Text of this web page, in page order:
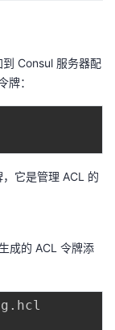
Consul 服务器配
牌：
它是管理 ACL 的
成的 ACL 令牌添
. hcl